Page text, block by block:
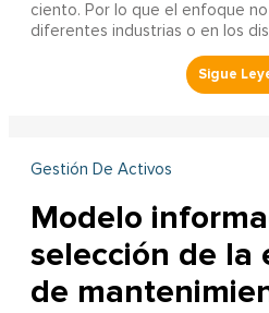
ciento. Por lo que el enfoque no
diferentes industrias o en los
Gestión De Activos
Modelo
selección de la
de